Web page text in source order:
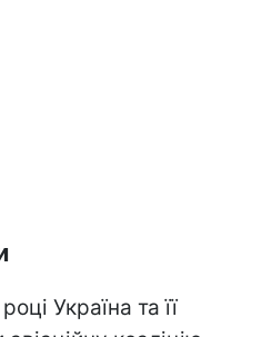
Україна та її